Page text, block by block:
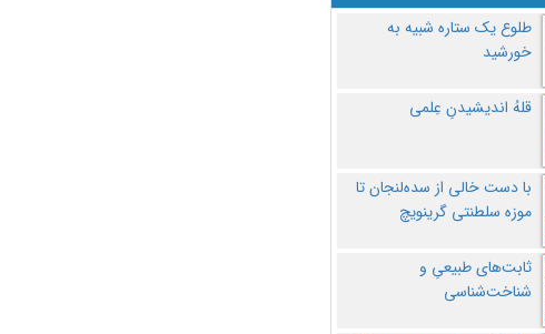
طلوع یک ستاره شبیه به
خورشید
قلهُ اندیشیدنِ عِلمی
با دست خالی از سده‌لنجان تا
موزه سلطنتی گرینویچ
ثابت‌های طبیعیِ و
شناخت‌شناسی